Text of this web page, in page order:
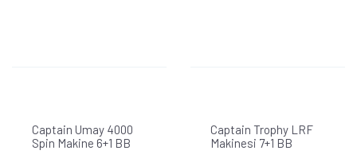
Captain Umay 4000
Spin Makine 6+1 BB
Captain Trophy LRF
Makinesi 7+1 BB